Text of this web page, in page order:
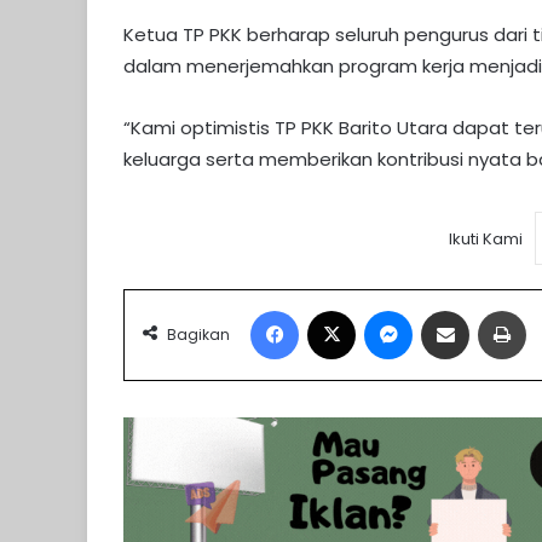
Ketua TP PKK berharap seluruh pengurus
dalam menerjemahkan program kerja
“Kami optimistis TP PKK Barito Utara dapat
keluarga serta memberikan kontribusi nyata
Ikuti Kami
Bagikan
Facebook Messenger
Share via Email